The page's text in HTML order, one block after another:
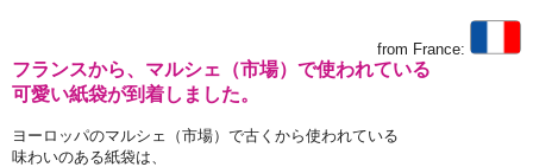
from France:
フランスから、マルシェ（市場）で使われている
可愛い紙袋が到着しました。
ヨーロッパのマルシェ（市場）で古くから使われている
味わいのある紙袋は、